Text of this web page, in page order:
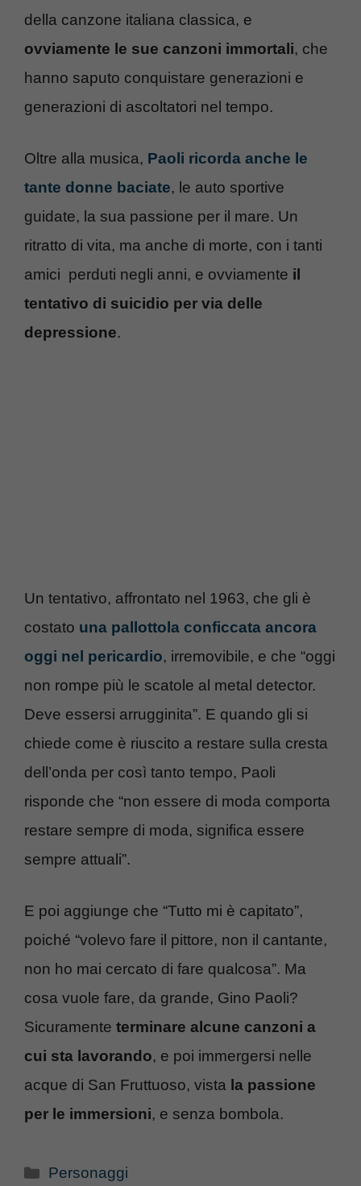
della canzone italiana classica, e
ovviamente le sue canzoni immortali, che
hanno saputo conquistare generazioni e
generazioni di ascoltatori nel tempo.
Oltre alla musica, Paoli ricorda anche le
tante donne baciate, le auto sportive
guidate, la sua passione per il mare. Un
ritratto di vita, ma anche di morte, con i tanti
amici perduti negli anni, e ovviamente il
tentativo di suicidio per via delle
depressione.
Un tentativo, affrontato nel 1963, che gli è
costato una pallottola conficcata ancora
oggi nel pericardio, irremovibile, e che “oggi
non rompe più le scatole al metal detector.
Deve essersi arrugginita”. E quando gli si
chiede come è riuscito a restare sulla cresta
dell’onda per così tanto tempo, Paoli
risponde che “non essere di moda comporta
restare sempre di moda, significa essere
sempre attuali”.
E poi aggiunge che “Tutto mi è capitato”,
poiché “volevo fare il pittore, non il cantante,
non ho mai cercato di fare qualcosa”. Ma
cosa vuole fare, da grande, Gino Paoli?
Sicuramente terminare alcune canzoni a
cui sta lavorando, e poi immergersi nelle
acque di San Fruttuoso, vista la passione
per le immersioni, e senza bombola.
Categorie
Personaggi